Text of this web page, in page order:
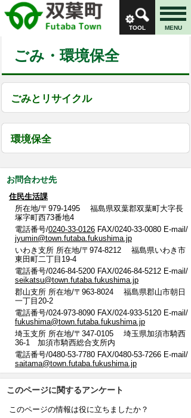
TOOL MENU
ごみ・環境保全
ごみとリサイクル
環境保全
お問合わせ先
住民生活課
所在地/〒979-1495 福島県双葉郡双葉町大字長
塚字町西73番地4
電話番号/0240-33-0126 FAX/0240-33-0080 E-mail/
jyumin@town.futaba.fukushima.jp
いわき支所 所在地/〒974-8212 福島県いわき市
東田町二丁目19-4
電話番号/0246-84-5200 FAX/0246-84-5212 E-mail/
seikatsu@town.futaba.fukushima.jp
郡山支所 所在地/〒963-8024 福島県郡山市朝日
一丁目20-2
電話番号/024-973-8090 FAX/024-933-5120 E-mail/
fukushima@town.futaba.fukushima.jp
埼玉支所 所在地/〒347-0105 埼玉県加須市騎西
36-1 加須市騎西総合支所内
電話番号/0480-53-7780 FAX/0480-53-7266 E-mail/
saitama@town.futaba.fukushima.jp
このページに関するアンケート
このページの情報は役に立ちましたか？